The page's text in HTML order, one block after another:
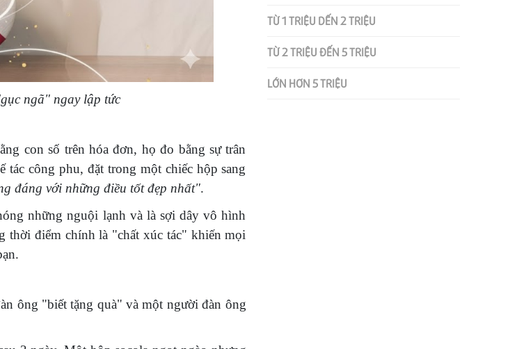
ngã" ngay lập tức
con số trên hóa đơn, họ đo bằng sự trân
công phu, đặt trong một chiếc hộp sang
đáng với những điều tốt đẹp nhất".
những nguội lạnh và là sợi dây vô hình
thời điểm chính là "chất xúc tác" khiến mọi
ông "biết tặng quà" và một người đàn ông
TỪ 1 TRIỆU DẾN 2 TRIỆU
TỪ 2 TRIỆU ĐẾN 5 TRIỆU
LỚN HƠN 5 TRIỆU